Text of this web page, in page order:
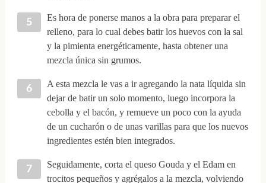
Es hora de ponerse manos a la obra para preparar el
relleno, para lo cual debes batir los huevos con la sal
y la pimienta energéticamente, hasta obtener una
mezcla única sin grumos.
A esta mezcla le vas a ir agregando la nata líquida sin
dejar de batir un solo momento, luego incorpora la
cebolla y el bacón, y remueve un poco con la ayuda
de un cucharón o de unas varillas para que los nuevos
ingredientes estén bien integrados.
Seguidamente, corta el queso Gouda y el Edam en
trocitos pequeños y agrégalos a la mezcla, volviendo